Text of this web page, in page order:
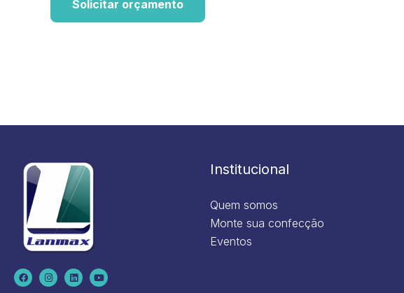
Solicitar orçamento
F
a
c
I
n
s
L
i
n
Y
o
u
Institucional
Quem somos
Monte sua confecção
Eventos